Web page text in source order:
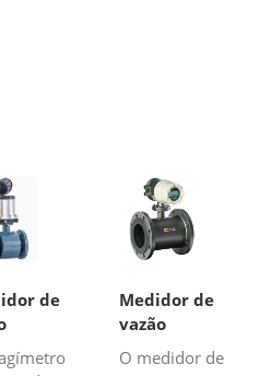
de
a
Medidor de
vazão
magnético de
lama
O medidor de